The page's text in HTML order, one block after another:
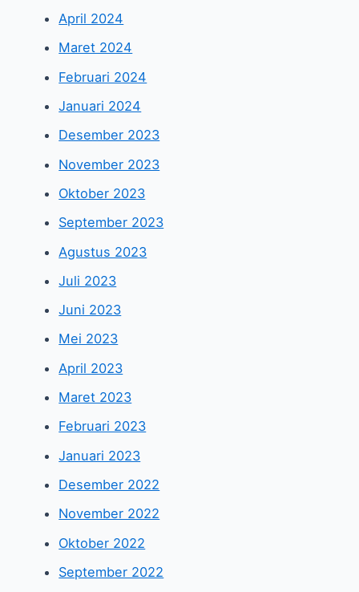
April 2024
Maret 2024
Februari 2024
Januari 2024
Desember 2023
November 2023
Oktober 2023
September 2023
Agustus 2023
Juli 2023
Juni 2023
Mei 2023
April 2023
Maret 2023
Februari 2023
Januari 2023
Desember 2022
November 2022
Oktober 2022
September 2022